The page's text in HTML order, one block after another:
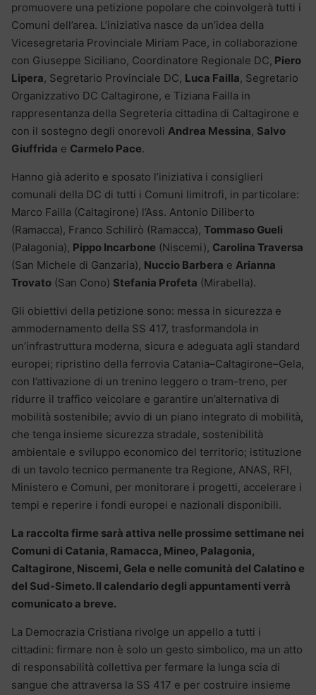
promuovere una petizione popolare che coinvolgerà tutti i
Comuni dell’area. L’iniziativa nasce da un’idea della
Vicesegretaria Provinciale Miriam Pace, in collaborazione
con Giuseppe Siciliano, Coordinatore Regionale DC, Piero
Lipera, Segretario Provinciale DC, Luca Failla, Segretario
Organizzativo DC Caltagirone, e Tiziana Failla in
rappresentanza della Segreteria cittadina di Caltagirone e
con il sostegno degli onorevoli Andrea Messina, Salvo
Giuffrida e Carmelo Pace.
Hanno già aderito e sposato l’iniziativa i consiglieri
comunali della DC di tutti i Comuni limitrofi, in particolare:
Marco Failla (Caltagirone) l’Ass. Antonio Diliberto
(Ramacca), Franco Schilirò (Ramacca), Tommaso Gueli
(Palagonia), Pippo Incarbone (Niscemi), Carolina Traversa
(San Michele di Ganzaria), Nuccio Barbera e Arianna
Trovato (San Cono) Stefania Profeta (Mirabella).
Gli obiettivi della petizione sono: messa in sicurezza e
ammodernamento della SS 417, trasformandola in
un’infrastruttura moderna, sicura e adeguata agli standard
europei; ripristino della ferrovia Catania–Caltagirone–Gela,
con l’attivazione di un trenino leggero o tram-treno, per
ridurre il traffico veicolare e garantire un’alternativa di
mobilità sostenibile; avvio di un piano integrato di mobilità,
che tenga insieme sicurezza stradale, sostenibilità
ambientale e sviluppo economico del territorio; istituzione
di un tavolo tecnico permanente tra Regione, ANAS, RFI,
Ministero e Comuni, per monitorare i progetti, accelerare i
tempi e reperire i fondi europei e nazionali disponibili.
La raccolta firme sarà attiva nelle prossime settimane nei
Comuni di Catania, Ramacca, Mineo, Palagonia,
Caltagirone, Niscemi, Gela e nelle comunità del Calatino e
del Sud-Simeto. Il calendario degli appuntamenti verrà
comunicato a breve.
La Democrazia Cristiana rivolge un appello a tutti i
cittadini: firmare non è solo un gesto simbolico, ma un atto
di responsabilità collettiva per fermare la lunga scia di
sangue che attraversa la SS 417 e per costruire insieme